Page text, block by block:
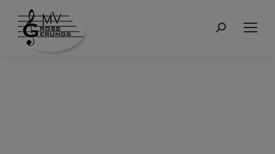
Suchen: